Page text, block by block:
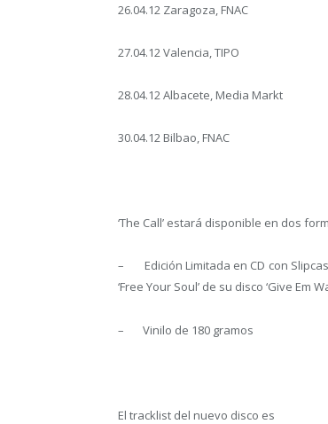
26.04.12 Zaragoza, FNAC
27.04.12 Valencia, TIPO
28.04.12 Albacete, Media Markt
30.04.12 Bilbao, FNAC
‘The Call’ estará disponible en dos
– Edición Limitada en CD con
‘Free Your Soul’ de su disco ‘Give Em
– Vinilo de 180 gramos
El tracklist del nuevo disco es